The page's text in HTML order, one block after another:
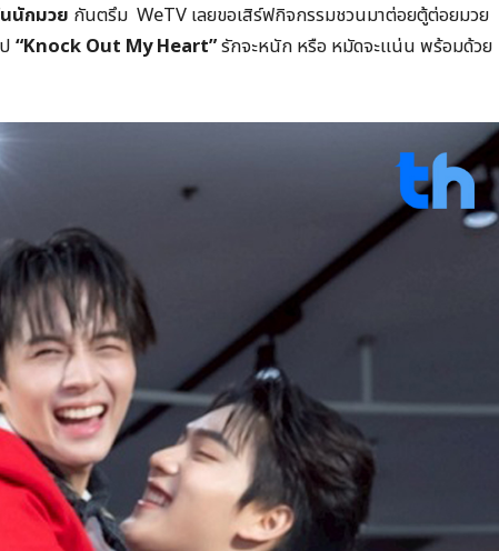
นักมวย กันตรึม WeTV เลยขอเสิร์ฟกิจกรรมชวนมาต่อยตู้ต่อยมวย
“Knock Out My Heart”รักจะหนัก หรือ หมัดจะแน่น พร้อมด้วย